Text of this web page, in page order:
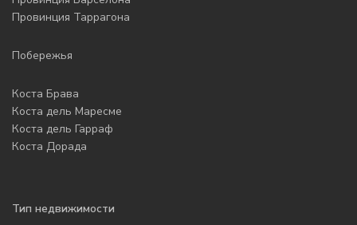
Провинция Таррагона
Побережья
Коста Брава
Коста дель Маресме
Коста дель Гарраф
Коста Дорада
Тип недвижимости